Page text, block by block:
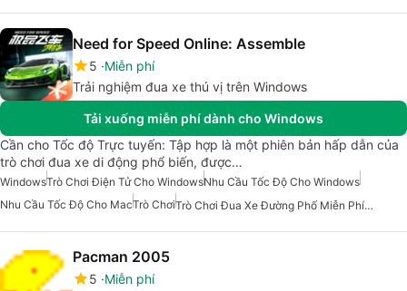
Need for Speed Online: Assemble
5 Miễn phí
Trải nghiệm đua xe thú vị trên Windows
Tải xuống miễn phí dành cho Windows
Cần cho Tốc độ Trực tuyến: Tập hợp là một phiên bản hấp dẫn của
trò chơi đua xe di động phổ biến, được…
WindowsTrò Chơi Điện Tử Cho WindowsNhu Cầu Tốc Độ Cho Windows
Nhu Cầu Tốc Độ Cho MacTrò Chơi Trò Chơi Đua Xe Đường Phố Miễn Phí Cho Windows
Pacman 2005
5 Miễn phí